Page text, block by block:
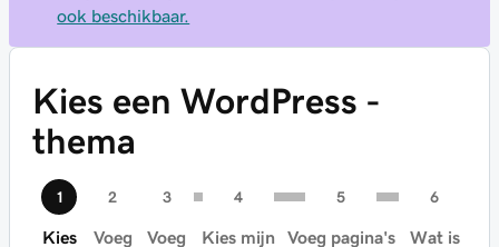
ook beschikbaar.
Kies een WordPress -
thema
Kies
Voeg
Voeg
Kies mijn
Voeg pagina's
Wat is